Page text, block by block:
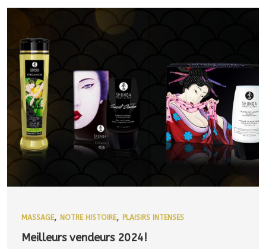
MASSAGE, NOTRE HISTOIRE, PLAISIRS INTENSES
Meilleurs vendeurs 2024!